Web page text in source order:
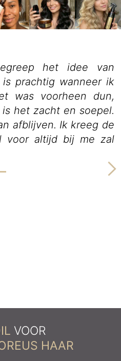
het idee van
prachtig wanneer ik
was voorheen dun,
het zacht en soepel.
afblijven. Ik kreeg de
voor altijd bij me zal
VOOR
HAAR